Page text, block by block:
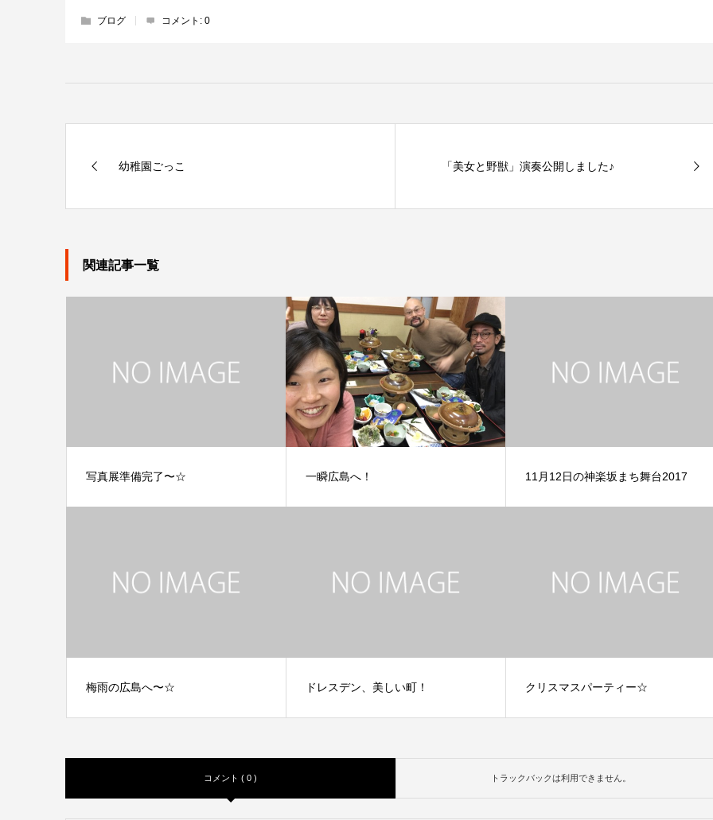
ブログ コメント: 0
幼稚園ごっこ 「美女と野獣」演奏公開しました♪
関連記事一覧
写真展準備完了〜☆ 一瞬広島へ！ 11月12日の神楽坂まち舞台2017
梅雨の広島へ〜☆ ドレスデン、美しい町！ クリスマスパーティー☆
コメント ( 0 ) トラックバックは利用できません。